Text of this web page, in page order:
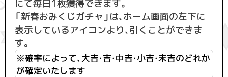
にて毎日1枚獲得できます。
「新春おみくじガチャ」は、ホーム画面の左下に
表示しているアイコンより、引くことができま
す。
※確率によって、大吉・吉・中吉・小吉・末吉のどれか
が確定いたします